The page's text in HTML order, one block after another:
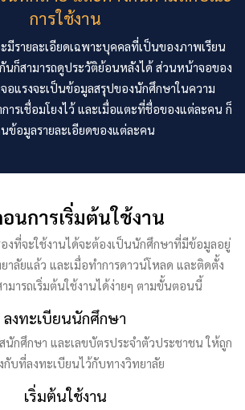
การใช้งาน
มีรายละเอียดเฉพาะบุคคลที่เป็นของภาพเรียน
ก็สามารถดูประวัติย้อนหลังได้ ส่วนหน้าจอของ
อแรงจะเป็นข้อมูลสรุปของนักศึกษาในความ
รเชื่อมโยงไว้ และเมื่อแตะที่ชื่อของแต่ละคน ก็
ข้อมูลรายละเอียดของแต่ละคน
นการเริ่มต้นใช้งาน
งที่จะใช้งานได้จะต้องเป็นนักศึกษาที่มีข้อมูลอยู่
าลัยแล้ว และเมื่อทำการดาวน์โหลด และติดตั้ง
มารถเริ่มต้นใช้งานได้ง่ายๆ ตามขั้นตอนนี้
ลงทะเบียนนักศึกษา
นักศึกษา และเลขบัตรประจำตัวประชาชน ให้ถูก
กับที่ลงทะเบียนไว้กับทางวิทยาลัย
เริ่มต้นใช้งาน